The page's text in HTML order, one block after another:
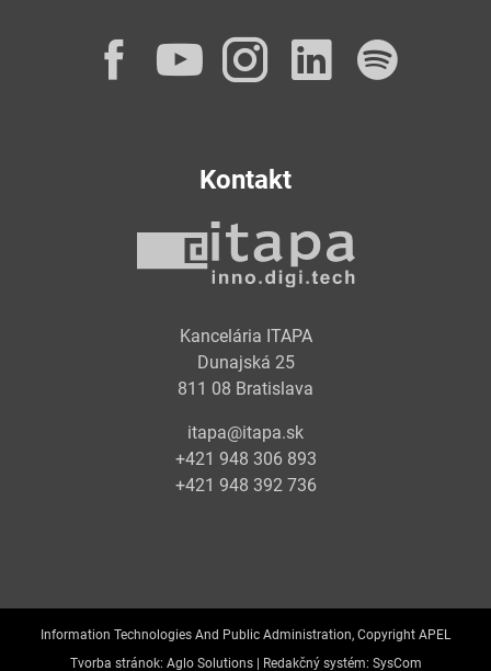
Facebook
YouTube
Instagram
Kontakt
Kancelária ITAPA
Dunajská 25
811 08 Bratislava
itapa@itapa.sk
+421 948 306 893
+421 948 392 736
Information Technologies And Public Administration, Copyright APEL
Tvorba stránok: Aglo Solutions | Redakčný systém: SysCom